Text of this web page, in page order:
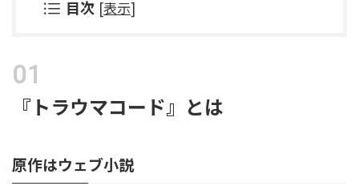
目次 [表示]
『トラウマコード』とは
原作はウェブ小説